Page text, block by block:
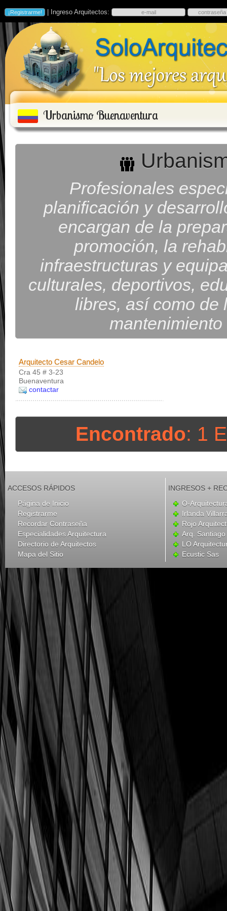
| Ingreso Arquitectos:
Urbanismo Buenaventura
Profesionales
planificación y
encargan de la
promoción, la
infraestructuras y
culturales, deportivos,
libres, así como de
Arquitecto Cesar Candelo
Cra 45 # 3-23
Buenaventura
contactar
Encontrado: 1
ACCESOS RÁPIDOS
Página de Inicio
Registrarme
Recordar Contraseña
Especialidades Arquitectura
Directorio de Arquitectos
Mapa del Sitio
INGRESOS +
O-
Irlanda
Rojo
Arq.
LO
Ecustic Sas